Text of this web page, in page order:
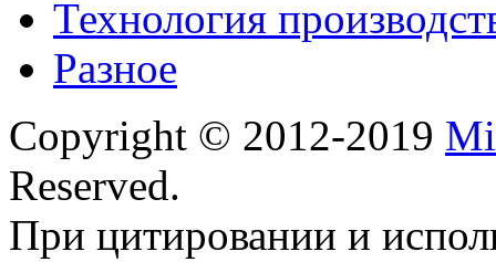
Технология
Разное
Copyright © 2012-2019
Reserved.
При цитировании и